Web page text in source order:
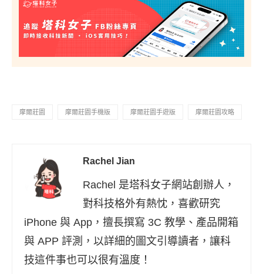
摩爾莊園 摩爾莊園手機版 摩爾莊園手遊版 摩爾莊園攻略
Rachel Jian
Rachel 是塔科女子網站創辦人，
對科技格外有熱忱，喜歡研究
iPhone 與 App，擅長撰寫 3C 教學、產品開箱
與 APP 評測，以詳細的圖文引導讀者，讓科
技這件事也可以很有溫度！